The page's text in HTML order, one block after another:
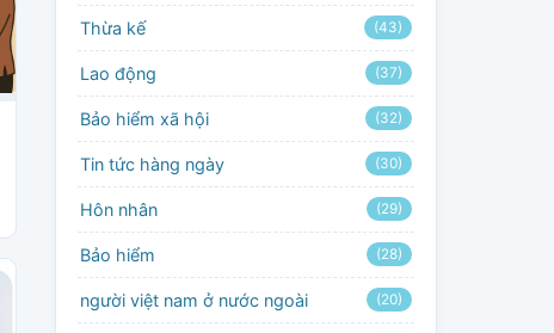
Thừa kế (43)
Lao động (37)
Bảo hiểm xã hội (32)
Tin tức hàng ngày (30)
Hôn nhân (29)
Bảo hiểm (28)
người việt nam ở nước ngoài (20)